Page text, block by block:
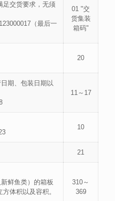
足交货要求，无须
（最后一
01 "交
货集装
箱码"
20
期、包装日期以
11～17
10
21
鲜鱼类）的箱板
体积以及容积。
310～
369